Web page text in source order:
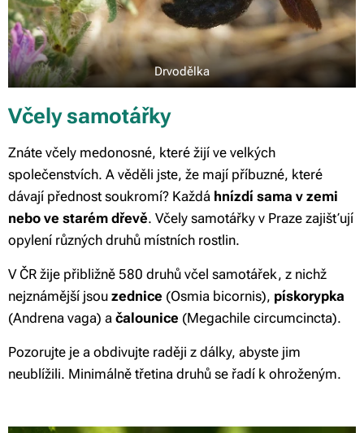
Drvodělka
Včely samotářky
Znáte včely medonosné, které žijí ve velkých
společenstvích. A věděli jste, že mají příbuzné, které
dávají přednost soukromí? Každá hnízdí sama v zemi
nebo ve starém dřevě. Včely samotářky v Praze zajišťují
opylení různých druhů místních rostlin.
V ČR žije přibližně 580 druhů včel samotářek, z nichž
nejznámější jsou zednice (Osmia bicornis), pískorypka
(Andrena vaga) a čalounice (Megachile circumcincta).
Pozorujte je a obdivujte raději z dálky, abyste jim
neublížili. Minimálně třetina druhů se řadí k ohroženým.